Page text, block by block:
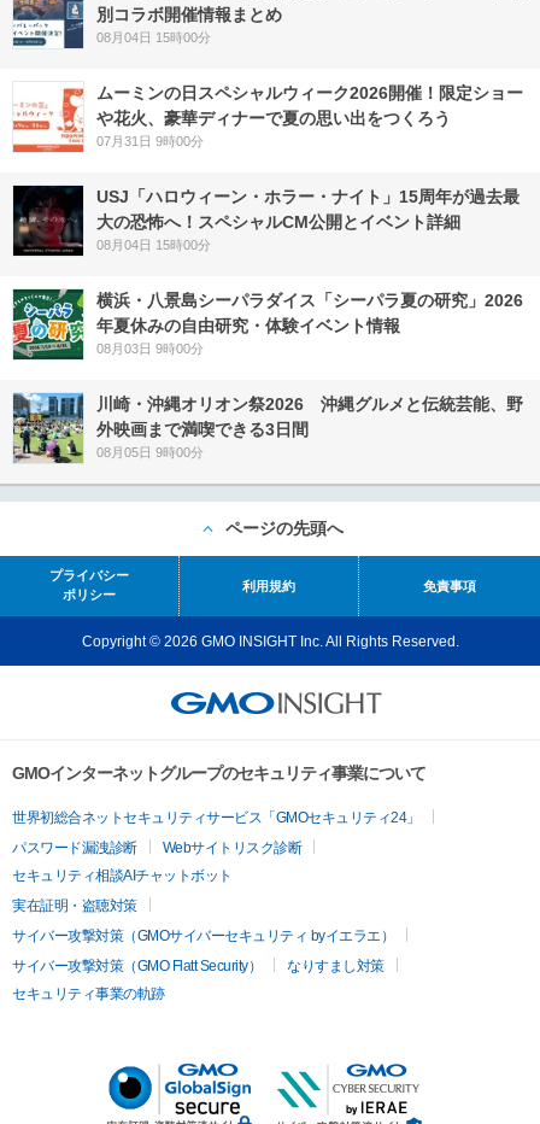
別コラボ開催情報まとめ
08月04日 15時00分
ムーミンの日スペシャルウィーク2026開催！限定ショー
や花火、豪華ディナーで夏の思い出をつくろう
07月31日 9時00分
USJ「ハロウィーン・ホラー・ナイト」15周年が過去最
大の恐怖へ！スペシャルCM公開とイベント詳細
08月04日 15時00分
横浜・八景島シーパラダイス「シーパラ夏の研究」2026
年夏休みの自由研究・体験イベント情報
08月03日 9時00分
川崎・沖縄オリオン祭2026 沖縄グルメと伝統芸能、野
外映画まで満喫できる3日間
08月05日 9時00分
ページの先頭へ
プライバシー
ポリシー
利用規約 免責事項
Copyright © 2026 GMO INSIGHT Inc. All Rights Reserved.
GMOインターネットグループのセキュリティ事業について
世界初総合ネットセキュリティサービス「GMOセキュリティ24」
パスワード漏洩診断
Webサイトリスク診断
セキュリティ相談AIチャットボット
実在証明・盗聴対策
サイバー攻撃対策（GMOサイバーセキュリティ byイエラエ）
サイバー攻撃対策（GMO Flatt Security）
なりすまし対策
セキュリティ事業の軌跡